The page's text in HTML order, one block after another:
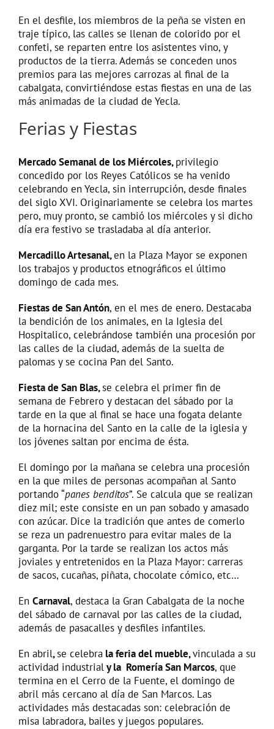
En el desfile, los miembros de la peña se visten en
traje típico, las calles se llenan de colorido por el
confeti, se reparten entre los asistentes vino, y
productos de la tierra. Además se conceden unos
premios para las mejores carrozas al final de la
cabalgata, convirtiéndose estas fiestas en una de las
más animadas de la ciudad de Yecla.
Ferias y Fiestas
Mercado Semanal de los Miércoles,privilegio
concedido por los Reyes Católicos se ha venido
celebrando en Yecla, sin interrupción, desde finales
del siglo XVI. Originariamente se celebra los martes
pero, muy pronto, se cambió los miércoles y si dicho
día era festivo se trasladaba al día anterior.
Mercadillo Artesanal,en la Plaza Mayor se exponen
los trabajos y productos etnográficos el último
domingo de cada mes.
Fiestas de San Antón, en el mes de enero. Destacaba
la bendición de los animales, en la Iglesia del
Hospitalico, celebrándose también una procesión por
las calles de la ciudad, además de la suelta de
palomas y se cocina Pan del Santo.
Fiesta de San Blas,se celebra el primer fin de
semana de Febrero y destacan del sábado por la
tarde en la que al final se hace una fogata delante
de la hornacina del Santo en la calle de la iglesia y
los jóvenes saltan por encima de ésta.
El domingo por la mañana se celebra una procesión
en la que miles de personas acompañan al Santo
portando “panes benditos”. Se calcula que se realizan
diez mil; este consiste en un pan sobado y amasado
con azúcar. Dice la tradición que antes de comerlo
se reza un padrenuestro para evitar males de la
garganta. Por la tarde se realizan los actos más
joviales y entretenidos en la Plaza Mayor: carreras
de sacos, cucañas, piñata, chocolate cómico, etc…
En Carnaval, destaca la Gran Cabalgata de la noche
del sábado de carnaval por las calles de la ciudad,
además de pasacalles y desfiles infantiles.
En abril,se celebra la feria del mueble,vinculada a su
actividad industrialy la Romería San Marcos, que
termina en el Cerro de la Fuente, el domingo de
abril más cercano al día de San Marcos. Las
actividades más destacadas son: celebración de
misa labradora, bailes y juegos populares.